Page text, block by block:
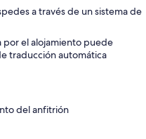
a través de un sistema de
por el alojamiento puede
traducción automática
del anfitrión